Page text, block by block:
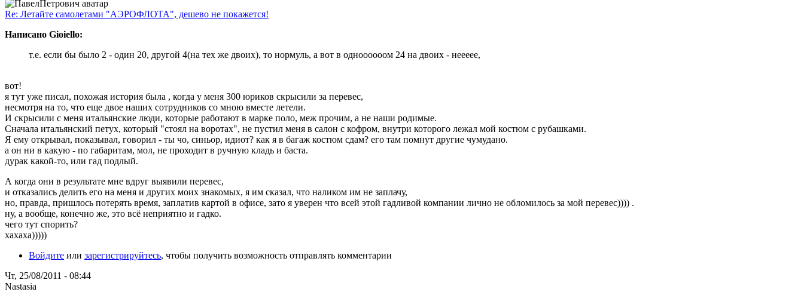
Re: Летайте самолетами "АЭРОФЛОТА", дешево не покажется!
Написано Gioiello:
т.е. если бы было 2 - один 20, другой 4(на тех же двоих), то нормуль, а вот в одноооооом 24 на двоих - неееее,
вот!
я тут уже писал, похожая история была , когда у меня 300 юриков скрысили за перевес,
несмотря на то, что еще двое наших сотрудников со мною вместе летели.
И скрысили с меня итальянские люди, которые работают в марке поло, меж прочим, а не наши родимые.
Сначала итальянский петух, который "стоял на воротах", не пустил меня в салон с кофром, внутри которого лежал мой костюм с рубашками.
Я ему открывал, показывал, говорил - ты чо, синьор, идиот? как я в багаж костюм сдам? его там помнут другие чумудано.
а он ни в какую - по габаритам, мол, не проходит в ручную кладь и баста.
дурак какой-то, или гад подлый.
А когда они в результате мне вдруг выявили перевес,
и отказались делить его на меня и других моих знакомых, я им сказал, что наликом им не заплачу,
но, правда, пришлось потерять время, заплатив картой в офисе, зато я уверен что всей этой гадливой компании лично не обломилось за мой перевес)))) .
ну, а вообще, конечно же, это всё неприятно и гадко.
чего тут спорить?
хахаха)))))
Войдите или зарегистрируйтесь, чтобы получить возможность отправлять комментарии
Чт, 25/08/2011 - 08:44
Nastasia